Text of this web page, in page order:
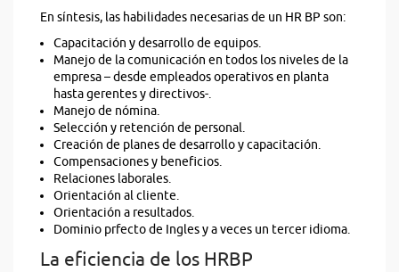
En síntesis, las habilidades necesarias de un HR BP son:
Capacitación y desarrollo de equipos.
Manejo de la comunicación en todos los niveles de la
empresa – desde empleados operativos en planta
hasta gerentes y directivos-.
Manejo de nómina.
Selección y retención de personal.
Creación de planes de desarrollo y capacitación.
Compensaciones y beneficios.
Relaciones laborales.
Orientación al cliente.
Orientación a resultados.
Dominio prfecto de Ingles y a veces un tercer idioma.
La eficiencia de los HRBP